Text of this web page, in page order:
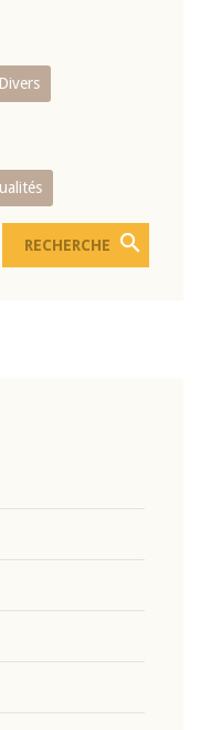
Divers